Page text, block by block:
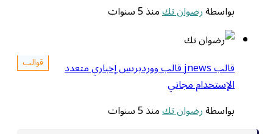
بواسطةرضوان تكمنذ 5 سنوات
قوالب قالب jnews قالب ووردبريس إخباري متعدد
الإستخدام مجاني
بواسطةرضوان تكمنذ 5 سنوات